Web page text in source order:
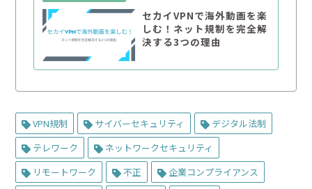
セカイVPNで海外動画を楽
しむ！ネット規制を完全解
決する3つの理由
VPN規制 サイバーセキュリティ
デジタル法制
テレワーク
ネットワークセキュリティ
リモートワーク
不正
企業コンプライアンス